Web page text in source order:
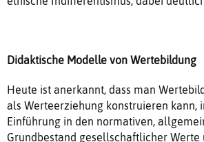
Didaktische Modelle von Wertebildung
Heute ist anerkannt, dass man
als Werteerziehung konstruieren kann,
Einführung in den normativen,
Grundbestand gesellschaftlicher Werte